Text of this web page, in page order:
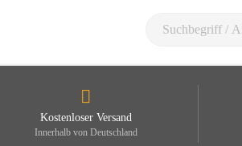
Kostenloser Versand
Innerhalb von Deutschland